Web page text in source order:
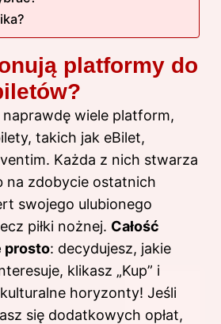
platformy do
wiele platform,
takich jak eBilet,
Każda z nich stwarza
na zdobycie ostatnich
swojego ulubionego
piłki nożnej. Całość
prosto: decydujesz, jakie
klikasz „Kup” i
horyzonty! Jeśli
się dodatkowych opłat,